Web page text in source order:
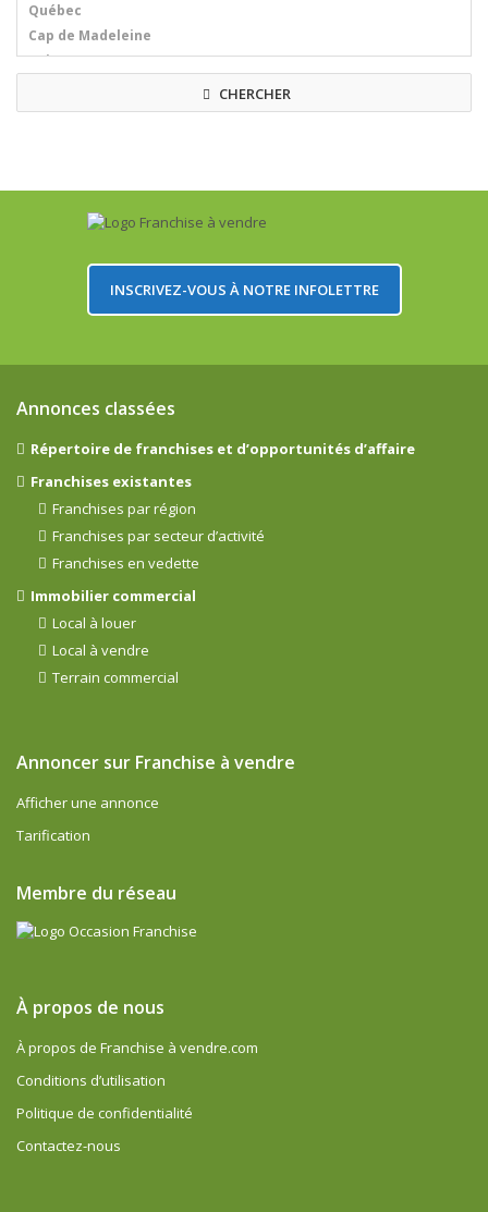
CHERCHER
INSCRIVEZ-VOUS À NOTRE INFOLETTRE
Annonces classées
Répertoire de franchises et d’opportunités d’affaire
Franchises existantes
Franchises par région
Franchises par secteur d’activité
Franchises en vedette
Immobilier commercial
Local à louer
Local à vendre
Terrain commercial
Annoncer sur Franchise à vendre
Afficher une annonce
Tarification
Membre du réseau
À propos de nous
À propos de Franchise à vendre.com
Conditions d’utilisation
Politique de confidentialité
Contactez-nous